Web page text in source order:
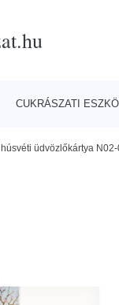
CUKRÁSZATI
üdvözlőkártya